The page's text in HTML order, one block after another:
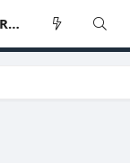
REGISTRERA